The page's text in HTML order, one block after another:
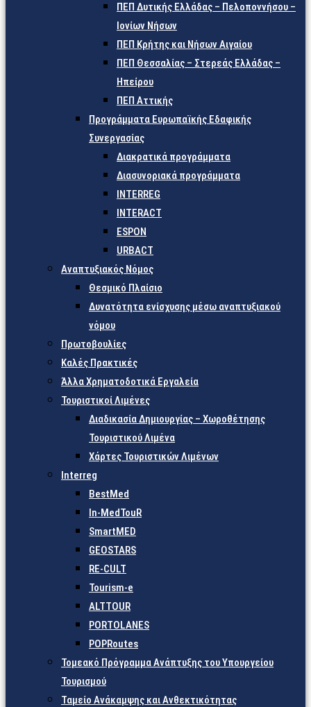
ΠΕΠ Δυτικής Ελλάδας – Πελοποννήσου –
Ιονίων Νήσων
ΠΕΠ Κρήτης και Νήσων Αιγαίου
ΠΕΠ Θεσσαλίας – Στερεάς Ελλάδας –
Ηπείρου
ΠΕΠ Αττικής
Προγράμματα Ευρωπαϊκής Εδαφικής
Συνεργασίας
Διακρατικά προγράμματα
Διασυνοριακά προγράμματα
INTERREG
INTERACT
ESPON
URBACT
Αναπτυξιακός Νόμος
Θεσμικό Πλαίσιο
Δυνατότητα ενίσχυσης μέσω αναπτυξιακού
νόμου
Πρωτοβουλίες
Καλές Πρακτικές
Άλλα Χρηματοδοτικά Εργαλεία
Τουριστικοί Λιμένες
Διαδικασία Δημιουργίας – Χωροθέτησης
Τουριστικού Λιμένα
Χάρτες Τουριστικών Λιμένων
Interreg
BestMed
In-MedTouR
SmartMED
GEOSTARS
RE-CULT
Tourism-e
ALTTOUR
PORTOLANES
POPRoutes
Τομεακό Πρόγραμμα Ανάπτυξης του Υπουργείου
Τουρισμού
Ταμείο Ανάκαμψης και Ανθεκτικότητας